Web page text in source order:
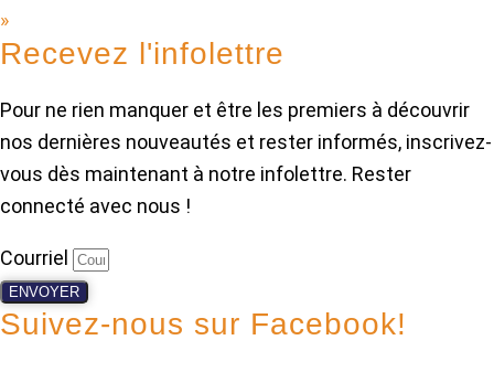
»
Recevez l'infolettre
Pour ne rien manquer et être les premiers à découvrir
nos dernières nouveautés et rester informés, inscrivez-
vous dès maintenant à notre infolettre. Rester
connecté avec nous !
Courriel
ENVOYER
Suivez-nous sur Facebook!